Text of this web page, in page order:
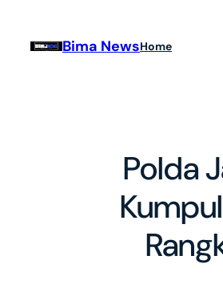
Bima NewsHome
Polda